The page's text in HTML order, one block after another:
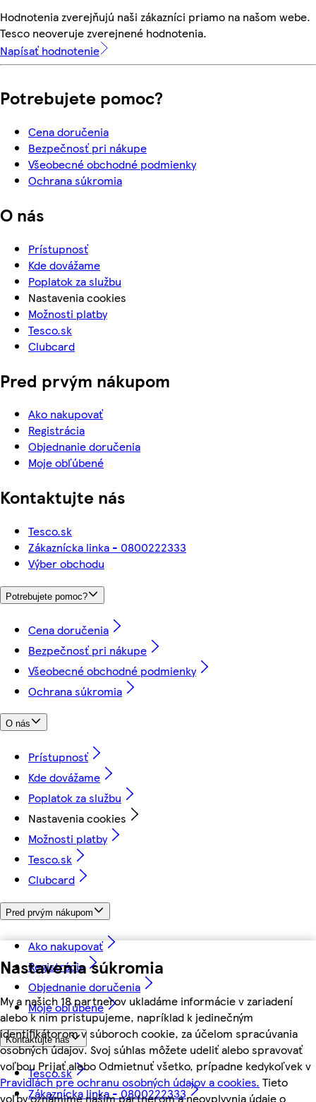
Nastavenia súkromia
My a našich 18 partnerov ukladáme informácie v zariadení
alebo k nim pristupujeme, napríklad k jedinečným
identifikátorom v súboroch cookie, za účelom spracúvania
osobných údajov. Svoj súhlas môžete udeliť alebo spravovať
voľbou Prijať alebo Odmietnuť všetko, prípadne kedykoľvek v
Pravidlách pre ochranu osobných údajov a cookies. Tieto
voľby oznámime našim partnerom a neovplyvnia údaje o
Hodnotenia zverejňujú naši zákazníci priamo na našom webe.
Tesco neoveruje zverejnené hodnotenia.
Napísať hodnotenie
Potrebujete pomoc?
Cena doručenia
Bezpečnosť pri nákupe
Všeobecné obchodné podmienky
Ochrana súkromia
O nás
Prístupnosť
Kde dovážame
Poplatok za službu
Nastavenia cookies
Možnosti platby
Tesco.sk
Clubcard
Pred prvým nákupom
Ako nakupovať
Registrácia
Objednanie doručenia
Moje obľúbené
Kontaktujte nás
Tesco.sk
Zákaznícka linka - 0800222333
Výber obchodu
Potrebujete pomoc?
Cena doručenia
Bezpečnosť pri nákupe
Všeobecné obchodné podmienky
Ochrana súkromia
O nás
Prístupnosť
Kde dovážame
Poplatok za službu
Nastavenia cookies
Možnosti platby
Tesco.sk
Clubcard
Pred prvým nákupom
Ako nakupovať
Registrácia
Objednanie doručenia
Moje obľúbené
Kontaktujte nás
Tesco.sk
Zákaznícka linka - 0800222333